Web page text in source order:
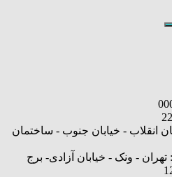
انقلاب - خیابان جنوب - ساختمان
- ونک - خیابان آزادی- برج